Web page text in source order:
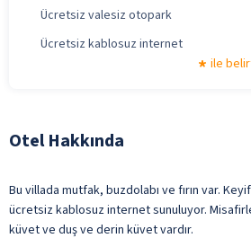
Ücretsiz valesiz otopark
Ücretsiz kablosuz internet
ile
Otel Hakkında
Bu villada mutfak, buzdolabı ve fırın var.
ücretsiz kablosuz internet sunuluyor.
küvet ve duş ve derin küvet vardır.